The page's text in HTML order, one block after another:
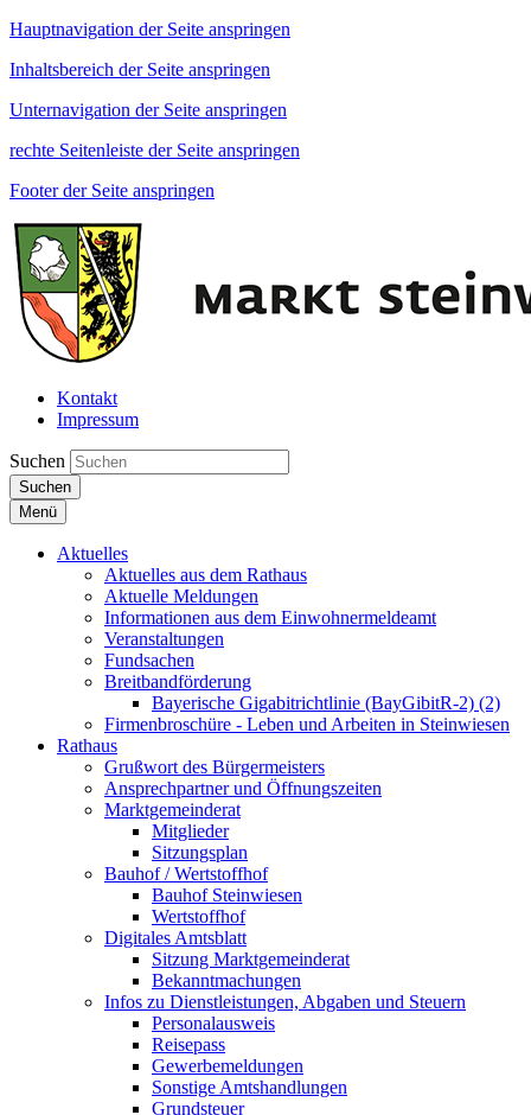
Hauptnavigation der Seite anspringen
Inhaltsbereich der Seite anspringen
Unternavigation der Seite anspringen
rechte Seitenleiste der Seite anspringen
Footer der Seite anspringen
Kontakt
Impressum
Suchen
Suchen
Menü
Aktuelles
Aktuelles aus dem Rathaus
Aktuelle Meldungen
Informationen aus dem Einwohnermeldeamt
Veranstaltungen
Fundsachen
Breitbandförderung
Bayerische Gigabitrichtlinie (BayGibitR-2) (2)
Firmenbroschüre - Leben und Arbeiten in Steinwiesen
Rathaus
Grußwort des Bürgermeisters
Ansprechpartner und Öffnungszeiten
Marktgemeinderat
Mitglieder
Sitzungsplan
Bauhof / Wertstoffhof
Bauhof Steinwiesen
Wertstoffhof
Digitales Amtsblatt
Sitzung Marktgemeinderat
Bekanntmachungen
Infos zu Dienstleistungen, Abgaben und Steuern
Personalausweis
Reisepass
Gewerbemeldungen
Sonstige Amtshandlungen
Grundsteuer